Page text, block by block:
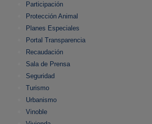
Participación
Protección Animal
Planes Especiales
Portal Transparencia
Recaudación
Sala de Prensa
Seguridad
Turismo
Urbanismo
Vinoble